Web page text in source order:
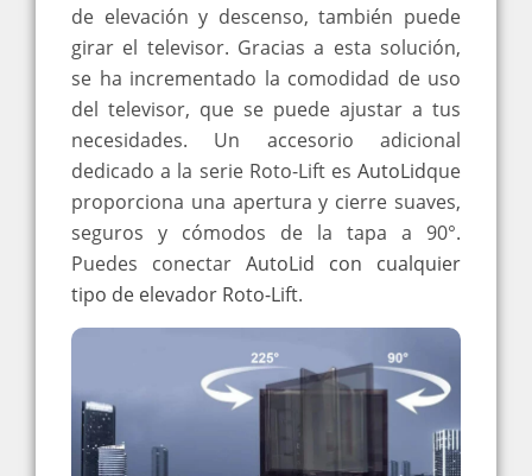
de elevación y descenso, también puede
girar el televisor. Gracias a esta solución,
se ha incrementado la comodidad de uso
del televisor, que se puede ajustar a tus
necesidades.
Un accesorio adicional
dedicado a la serie Roto-Lift es AutoLidque
proporciona una apertura y cierre suaves,
seguros y cómodos de la tapa a 90°.
Puedes conectar AutoLid con cualquier
tipo de elevador Roto-Lift.